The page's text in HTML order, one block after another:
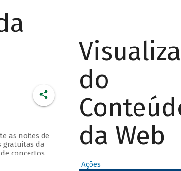
as noites de
gratuitas da
concertos
do
da Web
Ações